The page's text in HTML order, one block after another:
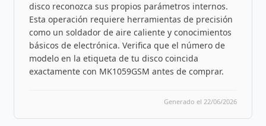
disco reconozca sus propios parámetros internos.
Esta operación requiere herramientas de precisión
como un soldador de aire caliente y conocimientos
básicos de electrónica. Verifica que el número de
modelo en la etiqueta de tu disco coincida
exactamente con MK1059GSM antes de comprar.
Generado el 22/06/2026